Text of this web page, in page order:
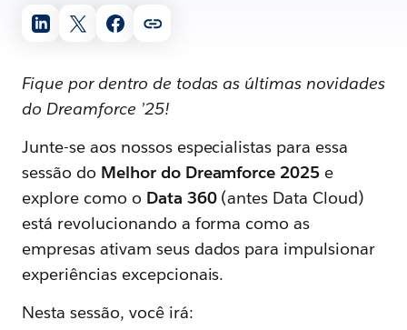
Fique por dentro de todas as últimas novidades
do Dreamforce ’25!
Junte-se aos nossos especialistas para essa
sessão do Melhor do Dreamforce 2025 e
explore como o Data 360(antes Data Cloud)
está revolucionando a forma como as
empresas ativam seus dados para impulsionar
experiências excepcionais.
Nesta sessão, você irá: